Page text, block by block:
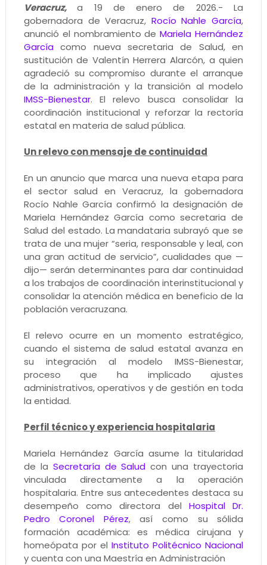
Veracruz,a 19 de enero de 2026.- La
gobernadora de Veracruz, Rocío Nahle García,
anunció el nombramiento deMariela Hernández
Garcíacomo nueva secretaria de Salud, en
sustitución de Valentín Herrera Alarcón, a quien
agradeció su compromiso durante el arranque
de la administración y la transición al modelo
IMSS-Bienestar. El relevo busca consolidar la
coordinación institucional y reforzar la rectoría
estatal en materia de salud pública.
Un relevo con mensaje de continuidad
En un anuncio que marca una nueva etapa para
el sector salud en Veracruz, la gobernadora
Rocío Nahle García confirmó la designación de
Mariela Hernández García como secretaria de
Salud del estado. La mandataria subrayó que se
trata de una mujer “seria, responsable y leal, con
una gran actitud de servicio”, cualidades que —
dijo— serán determinantes para dar continuidad
a los trabajos de coordinación interinstitucional y
consolidar la atención médica en beneficio de la
población veracruzana.
El relevo ocurre en un momento estratégico,
cuando el sistema de salud estatal avanza en
su integración al modelo IMSS-Bienestar,
proceso que ha implicado ajustes
administrativos, operativos y de gestión en toda
la entidad.
Perfil técnico y experiencia hospitalaria
Mariela Hernández García asume la titularidad
de la Secretaría de Salud con una trayectoria
vinculada directamente a la operación
hospitalaria. Entre sus antecedentes destaca su
desempeño como directora del Hospital Dr.
Pedro Coronel Pérez, así como su sólida
formación académica: es médica cirujana y
homeópata por el Instituto Politécnico Nacional
y cuenta con una Maestría en Administración